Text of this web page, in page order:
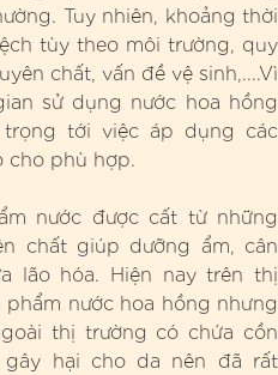
Tuy nhiên, khoảng thời
tùy theo môi trường, quy
chất, vấn đề vệ sinh,....Vì
sử dụng nước hoa hồng
tới việc áp dụng các
cho phù hợp.
nước được cất từ những
chất giúp dưỡng ẩm, cân
lão hóa. Hiện nay trên thị
nước hoa hồng nhưng
thị trường có chứa cồn
hại cho da nên đã rất